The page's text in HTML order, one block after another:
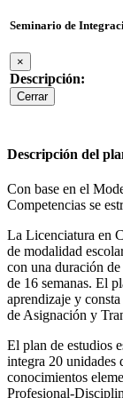
Seminario de
×
Descripción:
Cerrar
Descripción del
Con base en el
Competencias se
La Licenciatura en
de modalidad
con una duración
de 16 semanas. El
aprendizaje y
de Asignación y
El plan de estudios
integra 20 unidades
conocimientos
Profesional-